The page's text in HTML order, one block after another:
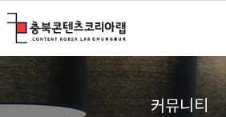
커뮤니티